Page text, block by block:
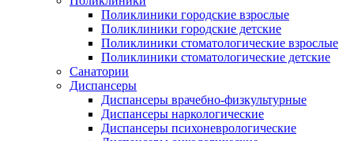
Поликлиники городские взрослые
Поликлиники городские детские
Поликлиники стоматологические взрослые
Поликлиники стоматологические детские
Санатории
Диспансеры
Диспансеры врачебно-физкультурные
Диспансеры наркологические
Диспансеры психоневрологические